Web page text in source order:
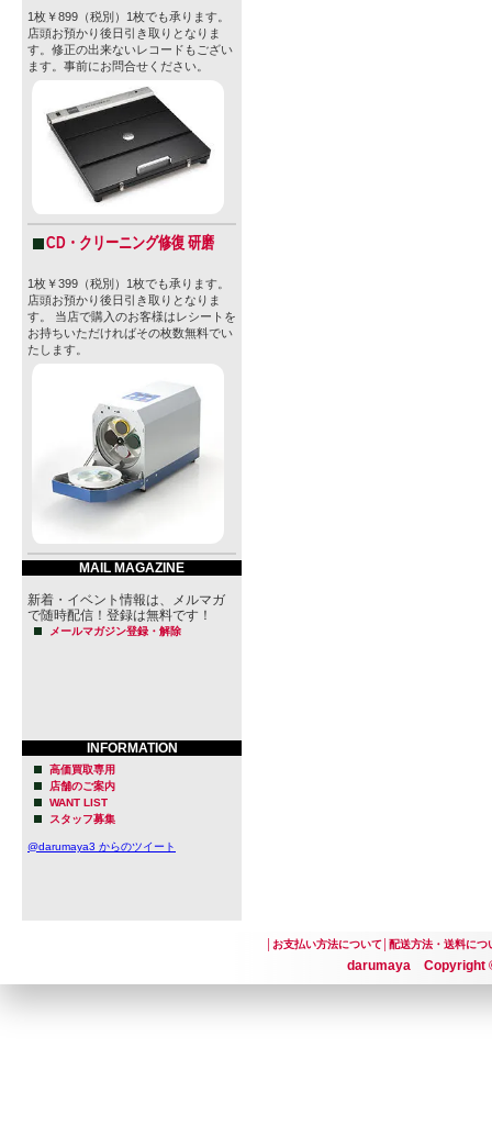
1枚￥899（税別）1枚でも承ります。
店頭お預かり後日引き取りとなりま
す。修正の出来ないレコードもござい
ます。事前にお問合せください。
CD・クリーニング修復 研磨
1枚￥399（税別）1枚でも承ります。
店頭お預かり後日引き取りとなりま
す。 当店で購入のお客様はレシートを
お持ちいただければその枚数無料でい
たします。
MAIL MAGAZINE
新着・イベント情報は、メルマガ
で随時配信！登録は無料です！
メールマガジン登録・解除
INFORMATION
高価買取専用
店舗のご案内
WANT LIST
スタッフ募集
@darumaya3 からのツイート
お支払い方法について│ 配送方法・送料につ
darumaya Copyright